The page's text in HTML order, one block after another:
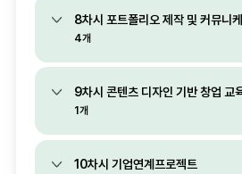
8차시 포트폴리오 제작 및 커뮤니
4개
9차시 콘텐츠 디자인 기반 창업 교
1개
10차시 기업연계프로젝트